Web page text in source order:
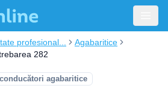
profesional...
Agabaritice
282
agabaritice